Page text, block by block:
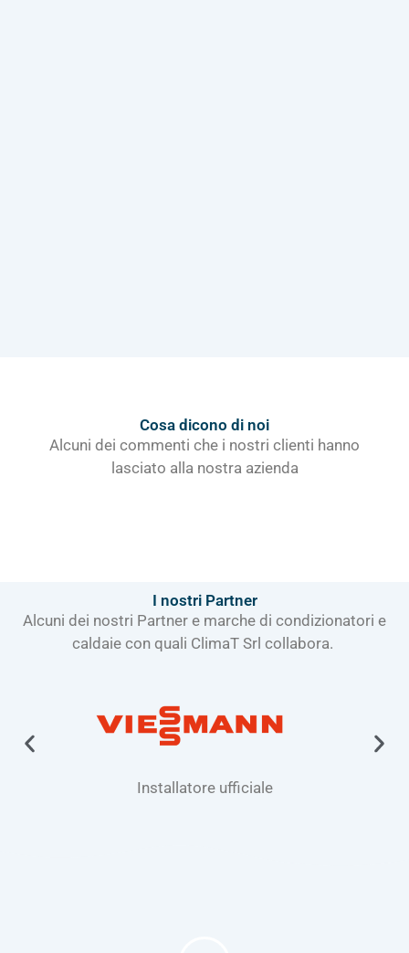
Cosa dicono di noi
Alcuni dei commenti che i nostri clienti hanno
lasciato alla nostra azienda
I nostri Partner
Alcuni dei nostri Partner e marche di condizionatori e
caldaie con quali ClimaT Srl collabora.
Installatore ufficiale